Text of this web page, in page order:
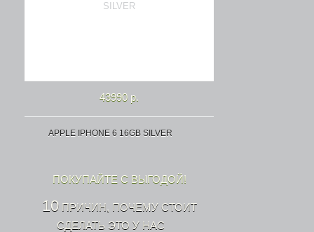
43990 р.
APPLE IPHONE 6 16GB SILVER
ПОКУПАЙТЕ С ВЫГОДОЙ!
10ПРИЧИН, ПОЧЕМУ СТОИТ
СДЕЛАТЬ ЭТО У НАС